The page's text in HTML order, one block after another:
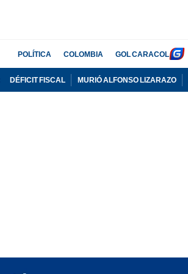
POLÍTICA COLOMBIA GOL CARACOL
DÉFICIT FISCAL MURIÓ ALFONSO LIZARAZO